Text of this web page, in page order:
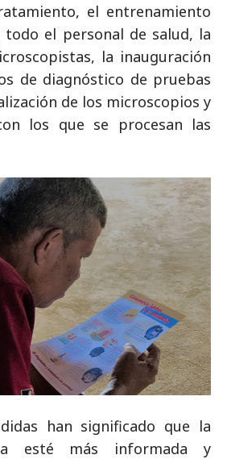
el entrenamiento
todo el personal de salud, la
la inauguración
de diagnóstico de pruebas
de los microscopios y
los que se procesan las
han significado que la
esté más informada y